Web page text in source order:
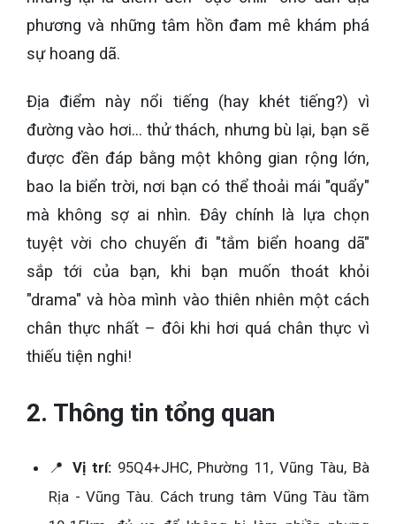
phương và những tâm hồn đam mê khám phá
sự hoang dã.
Địa điểm này nổi tiếng (hay khét tiếng?) vì
đường vào hơi... thử thách, nhưng bù lại, bạn sẽ
được đền đáp bằng một không gian rộng lớn,
bao la biển trời, nơi bạn có thể thoải mái "quẩy"
mà không sợ ai nhìn. Đây chính là lựa chọn
tuyệt vời cho chuyến đi "tắm biển hoang dã"
sắp tới của bạn, khi bạn muốn thoát khỏi
"drama" và hòa mình vào thiên nhiên một cách
chân thực nhất – đôi khi hơi quá chân thực vì
thiếu tiện nghi!
2. Thông tin tổng quan
📍 Vị trí:95Q4+JHC, Phường 11, Vũng Tàu, Bà
Rịa - Vũng Tàu. Cách trung tâm Vũng Tàu tầm